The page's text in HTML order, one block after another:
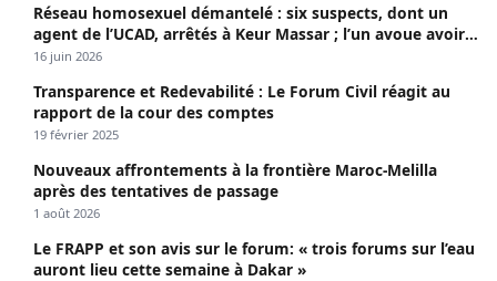
Réseau homosexuel démantelé : six suspects, dont un
agent de l’UCAD, arrêtés à Keur Massar ; l’un avoue avoir
propagé le VIH depuis 2018
16 juin 2026
Transparence et Redevabilité : Le Forum Civil réagit au
rapport de la cour des comptes
19 février 2025
Nouveaux affrontements à la frontière Maroc-Melilla
après des tentatives de passage
1 août 2026
Le FRAPP et son avis sur le forum: « trois forums sur l’eau
auront lieu cette semaine à Dakar »